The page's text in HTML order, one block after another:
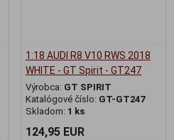
1:18 AUDI R8 V10 RWS 2018
WHITE - GT Spirit - GT247
Výrobca: GT SPIRIT
Katalógové číslo: GT-GT247
Skladom: 1 ks
124,95 EUR